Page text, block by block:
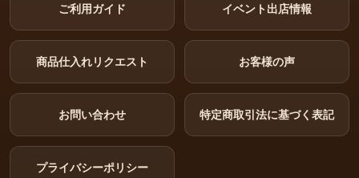
ご利用ガイド イベント出店情報
商品仕入れリクエスト お客様の声
お問い合わせ 特定商取引法に基づく表記
プライバシーポリシー